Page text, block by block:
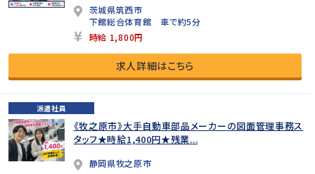
茨城県筑西市
下館総合体育館 車で約5分
時給 1,800円
求人詳細はこちら
派遣社員
《牧之原市》大手自動車部品メーカーの図面管理事務ス
タッフ★時給1,400円★残業...
静岡県牧之原市